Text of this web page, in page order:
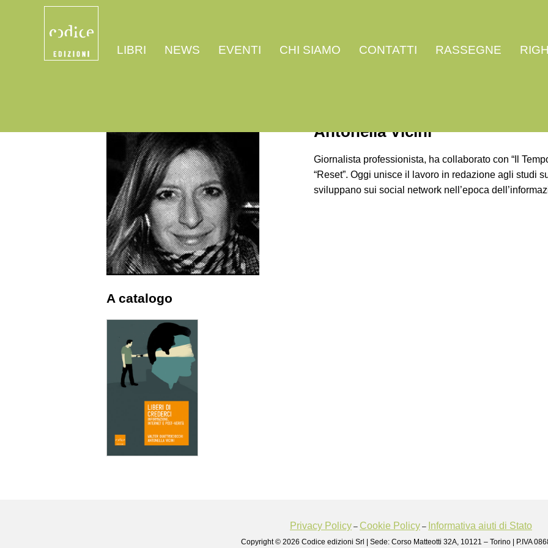
LIBRI NEWS EVENTI CHI SIAMO CONTATTI RASSEGNE
Antonella Vicini
Giornalista professionista, ha collaborato con “Il
“Reset”. Oggi unisce il lavoro in redazione agli studi
sviluppano sui social network nell’epoca
A catalogo
Privacy Policy – Cookie Policy – Informativa aiuti di Stato
Copyright © 2026 Codice edizioni Srl | Sede: Corso Matteotti 32A, 10121 – Torino | P.IVA